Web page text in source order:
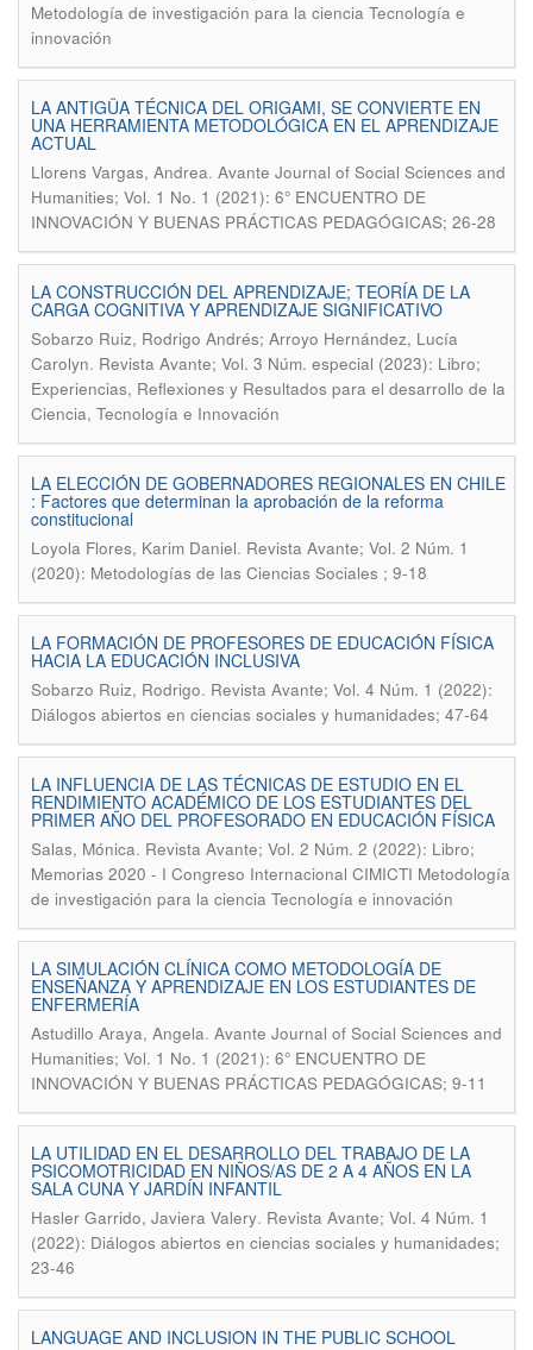
Metodología de investigación para la ciencia Tecnología e
innovación
LA ANTIGÜA TÉCNICA DEL ORIGAMI, SE CONVIERTE EN
UNA HERRAMIENTA METODOLÓGICA EN EL APRENDIZAJE
ACTUAL
Llorens Vargas, Andrea. Avante Journal of Social Sciences and
Humanities; Vol. 1 No. 1 (2021): 6° ENCUENTRO DE
INNOVACIÓN Y BUENAS PRÁCTICAS PEDAGÓGICAS; 26-28
LA CONSTRUCCIÓN DEL APRENDIZAJE; TEORÍA DE LA
CARGA COGNITIVA Y APRENDIZAJE SIGNIFICATIVO
Sobarzo Ruiz, Rodrigo Andrés; Arroyo Hernández, Lucía
Carolyn. Revista Avante; Vol. 3 Núm. especial (2023): Libro;
Experiencias, Reflexiones y Resultados para el desarrollo de la
Ciencia, Tecnología e Innovación
LA ELECCIÓN DE GOBERNADORES REGIONALES EN CHILE
: Factores que determinan la aprobación de la reforma
constitucional
Loyola Flores, Karim Daniel. Revista Avante; Vol. 2 Núm. 1
(2020): Metodologías de las Ciencias Sociales ; 9-18
LA FORMACIÓN DE PROFESORES DE EDUCACIÓN FÍSICA
HACIA LA EDUCACIÓN INCLUSIVA
Sobarzo Ruiz, Rodrigo. Revista Avante; Vol. 4 Núm. 1 (2022):
Diálogos abiertos en ciencias sociales y humanidades; 47-64
LA INFLUENCIA DE LAS TÉCNICAS DE ESTUDIO EN EL
RENDIMIENTO ACADÉMICO DE LOS ESTUDIANTES DEL
PRIMER AÑO DEL PROFESORADO EN EDUCACIÓN FÍSICA
Salas, Mónica. Revista Avante; Vol. 2 Núm. 2 (2022): Libro;
Memorias 2020 - I Congreso Internacional CIMICTI Metodología
de investigación para la ciencia Tecnología e innovación
LA SIMULACIÓN CLÍNICA COMO METODOLOGÍA DE
ENSEÑANZA Y APRENDIZAJE EN LOS ESTUDIANTES DE
ENFERMERÍA
Astudillo Araya, Angela. Avante Journal of Social Sciences and
Humanities; Vol. 1 No. 1 (2021): 6° ENCUENTRO DE
INNOVACIÓN Y BUENAS PRÁCTICAS PEDAGÓGICAS; 9-11
LA UTILIDAD EN EL DESARROLLO DEL TRABAJO DE LA
PSICOMOTRICIDAD EN NIÑOS/AS DE 2 A 4 AÑOS EN LA
SALA CUNA Y JARDÍN INFANTIL
Hasler Garrido, Javiera Valery. Revista Avante; Vol. 4 Núm. 1
(2022): Diálogos abiertos en ciencias sociales y humanidades;
23-46
LANGUAGE AND INCLUSION IN THE PUBLIC SCHOOL